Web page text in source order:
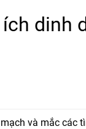
dinh
và mắc các